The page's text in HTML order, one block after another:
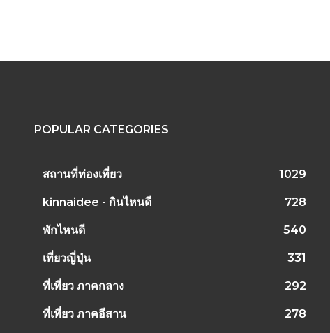
POPULAR CATEGORIES
สถานที่ท่องเที่ยว 1029
kinnaidee - กินไหนดี 728
พักไหนดี 540
เที่ยวญี่ปุ่น 331
ที่เที่ยว ภาคกลาง 292
ที่เที่ยว ภาคอีสาน 278